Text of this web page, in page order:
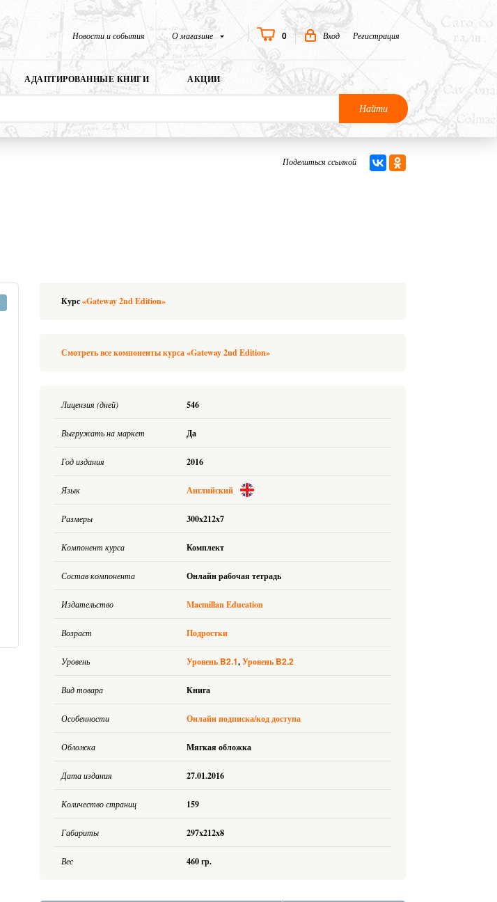
Новости и события О магазине 0 Вход Регистрация
АДАПТИРОВАННЫЕ КНИГИ АКЦИИ
Найти
Поделиться ссылкой
Курс«Gateway 2nd Edition»
Смотреть все компоненты курса «Gateway 2nd Edition»
Лицензия (дней) 546
Выгружать на маркет Да
Год издания 2016
Язык Английский
Размеры 300x212x7
Компонент курса Комплект
Состав компонента Онлайн рабочая тетрадь
Издательство Macmillan Education
Возраст Подростки
Уровень Уровень B2.1 Уровень B2.2
Вид товара Книга
Особенности Онлайн подписка/код доступа
Обложка Мягкая обложка
Дата издания 27.01.2016
Количество страниц 159
Габариты 297x212x8
Вес 460 гр.